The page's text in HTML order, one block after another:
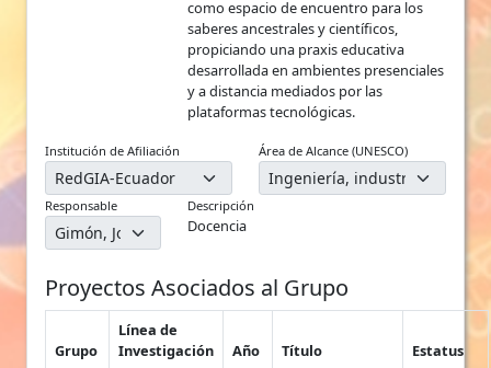
como espacio de encuentro para los
saberes ancestrales y científicos,
propiciando una praxis educativa
desarrollada en ambientes presenciales
y a distancia mediados por las
plataformas tecnológicas.
Institución de Afiliación Área de Alcance (UNESCO)
Responsable Descripción
Docencia
Proyectos Asociados al Grupo
Grupo
Línea de
Investigación
Año Título Estatus